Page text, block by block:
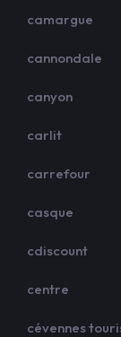
camargue
cannondale
canyon
carlit
carrefour
casque
cdiscount
centre
cévennes